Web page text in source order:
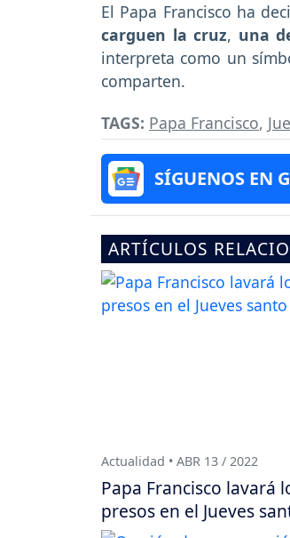
El Papa Francisco ha
carguen la cruz, una
interpreta como un
comparten.
TAGS: Papa Francisco,
SÍGUENOS EN
ARTÍCULOS
Actualidad • ABR 13 / 2022
Papa Francisco lavará
presos en el Jueves